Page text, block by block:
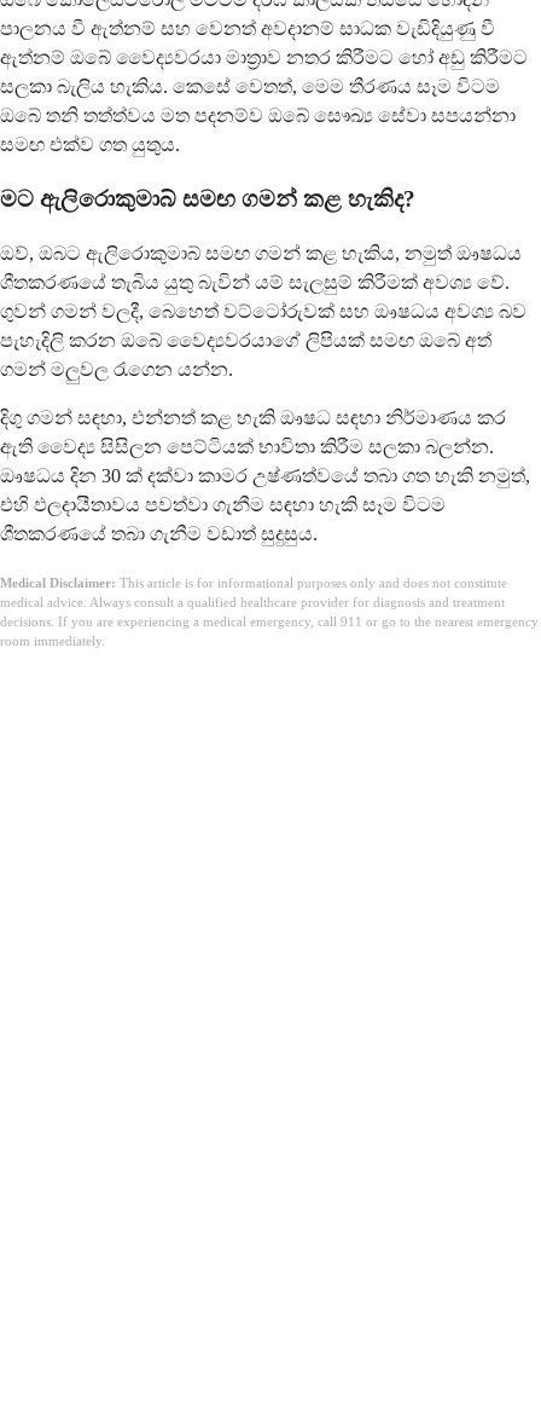
පාලනය වී ඇත්නම් සහ වෙනත් අවදානම් සාධක වැඩිදියුණු වී
ඇත්නම් ඔබේ වෛද්‍යවරයා මාත්‍රාව නතර කිරීමට හෝ අඩු කිරීමට
සලකා බැලිය හැකිය. කෙසේ වෙතත්, මෙම තීරණය සෑම විටම
ඔබේ තනි තත්ත්වය මත පදනම්ව ඔබේ සෞඛ්‍ය සේවා සපයන්නා
සමඟ එක්ව ගත යුතුය.
මට ඇලි‍රොකුමාබ් සමඟ ගමන් කළ හැකිද?
ඔව්, ඔබට ඇලි‍රොකුමාබ් සමඟ ගමන් කළ හැකිය, නමුත් ඖෂධය
ශීතකරණයේ තැබිය යුතු බැවින් යම් සැලසුම් කිරීමක් අවශ්‍ය වේ.
ගුවන් ගමන් වලදී, බෙහෙත් වට්ටෝරුවක් සහ ඖෂධය අවශ්‍ය බව
පැහැදිලි කරන ඔබේ වෛද්‍යවරයාගේ ලිපියක් සමඟ ඔබේ අත්
ගමන් මලුවල රැගෙන යන්න.
දිගු ගමන් සඳහා, එන්නත් කළ හැකි ඖෂධ සඳහා නිර්මාණය කර
ඇති වෛද්‍ය සිසිලන පෙට්ටියක් භාවිතා කිරීම සලකා බලන්න.
ඖෂධය දින 30 ක් දක්වා කාමර උෂ්ණත්වයේ තබා ගත හැකි නමුත්,
එහි ඵලදායීතාවය පවත්වා ගැනීම සඳහා හැකි සෑම විටම
ශීතකරණයේ තබා ගැනීම වඩාත් සුදුසුය.
Medical Disclaimer: This article is for informational purposes only and does not constitute
medical advice. Always consult a qualified healthcare provider for diagnosis and treatment
decisions. If you are experiencing a medical emergency, call 911 or go to the nearest emergency
room immediately.